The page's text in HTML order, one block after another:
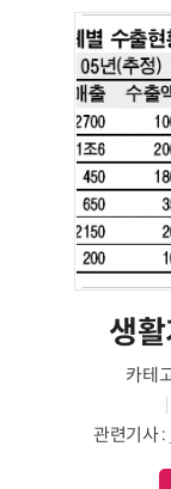
생
카테
관련기사 :